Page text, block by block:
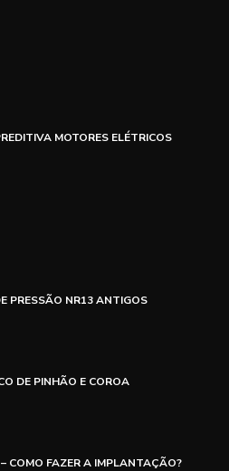
MOTORES ELÉTRICOS
PRESSÃO NR13 ANTIGOS
DE PINHÃO E COROA
COMO FAZER A IMPLANTAÇÃO?